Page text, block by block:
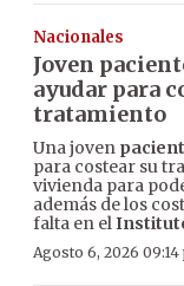
Nacionales
Joven
ayudar para
tratamiento
Una joven
para costear su
vivienda para
además de los
falta en el
Agosto 6, 2026 09:14